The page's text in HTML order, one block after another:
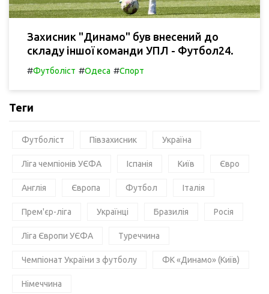
Захисник "Динамо" був внесений до
складу іншої команди УПЛ - Футбол24.
#Футболіст #Одеса #Спорт
Теги
Футболіст Півзахисник Україна
Ліга чемпіонів УЄФА Іспанія Київ Євро
Англія Європа Футбол Італія
Прем'єр-ліга Українці Бразилія Росія
Ліга Європи УЄФА Туреччина
Чемпіонат України з футболу ФК «Динамо» (Київ)
Німеччина